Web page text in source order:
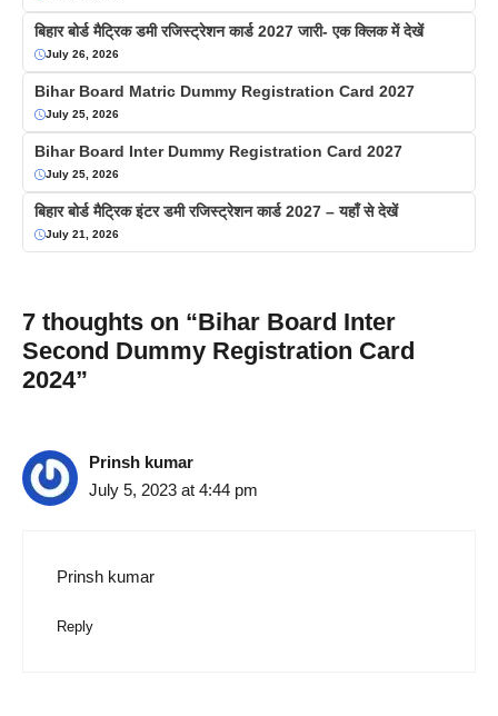
बिहार बोर्ड मैट्रिक डमी रजिस्ट्रेशन कार्ड 2027 जारी- एक क्लिक में देखें
July 26, 2026
Bihar Board Matric Dummy Registration Card 2027
July 25, 2026
Bihar Board Inter Dummy Registration Card 2027
July 25, 2026
बिहार बोर्ड मैट्रिक इंटर डमी रजिस्ट्रेशन कार्ड 2027 – यहाँ से देखें
July 21, 2026
7 thoughts on “Bihar Board Inter
Second Dummy Registration Card
2024”
Prinsh kumar
July 5, 2023 at 4:44 pm
Prinsh kumar
Reply